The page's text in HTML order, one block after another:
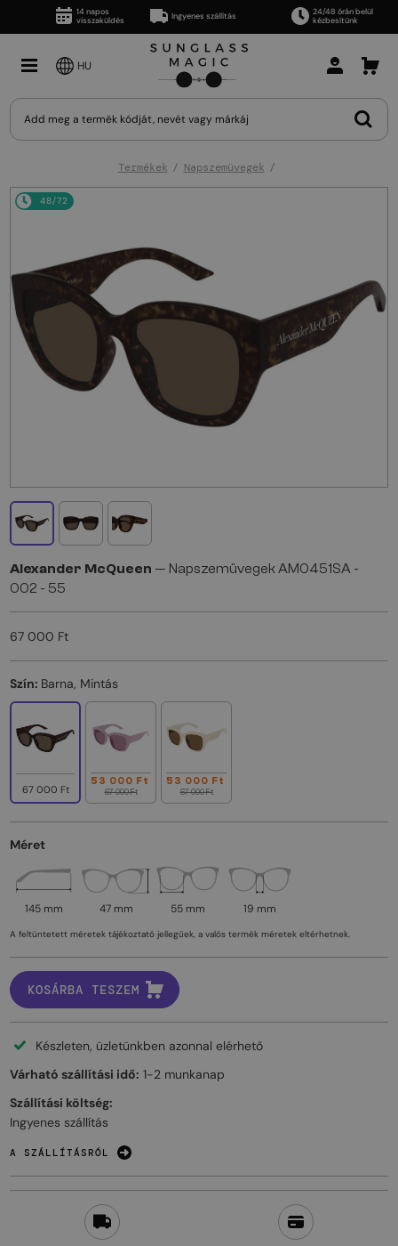
14 napos
visszaküldés
Ingyenes szállítás
24/48 órán belül
kézbesítünk
HU
Termékek Napszemüvegek
48/72
Alexander McQueen — Napszemüvegek AM0451SA -
002 - 55
67 000 Ft
Szín: Barna, Mintás
67 000 Ft
53 000 Ft
67 000 Ft
53 000 Ft
67 000 Ft
Méret
145 mm 47 mm 55 mm 19 mm
A feltüntetett méretek tájékoztató jellegűek, a valós termék méretek eltérhetnek.
KOSÁRBA TESZEM
Készleten, üzletünkben azonnal elérhető
Várható szállítási idő: 1-2 munkanap
Szállítási költség:
Ingyenes szállítás
A SZÁLLÍTÁSRÓL